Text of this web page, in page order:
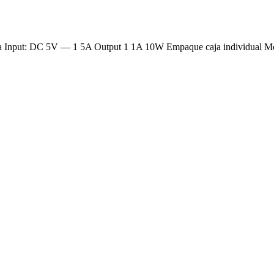
Input: DC 5V — 1 5A Output 1 1A 10W Empaque caja individual